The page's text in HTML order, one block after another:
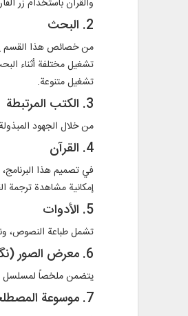
والقرآن باستخدام زر
2. البحث
من خصائص هذا القسم
تشغيل مختلفة أثناء
تشغيل متنوعة.
3. الكتب المرتبطة
من خلال الجهود
4. القرآن
في تصميم هذا
إمكانية مشاهدة ترجمة
5. الأدوات
تشمل طباعة النصوص،
6. معرض الصور (نگارخانه)
يتضمن ملخصاً لمسلسل
7. موسوعة المصطلحات (فرهنگ‌نامه)